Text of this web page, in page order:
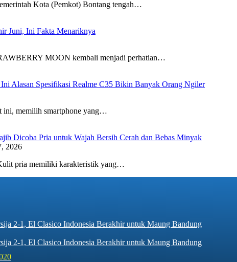
Kota (Pemkot) Bontang tengah…
Juni, Ini Fakta Menariknya
MOON kembali menjadi perhatian…
Alasan Spesifikasi Realme C35 Bikin Banyak Orang Ngiler
ini, memilih smartphone yang…
Dicoba Pria untuk Wajah Bersih Cerah dan Bebas Minyak
2026
pria memiliki karakteristik yang…
2-1, El Clasico Indonesia Berakhir untuk Maung Bandung